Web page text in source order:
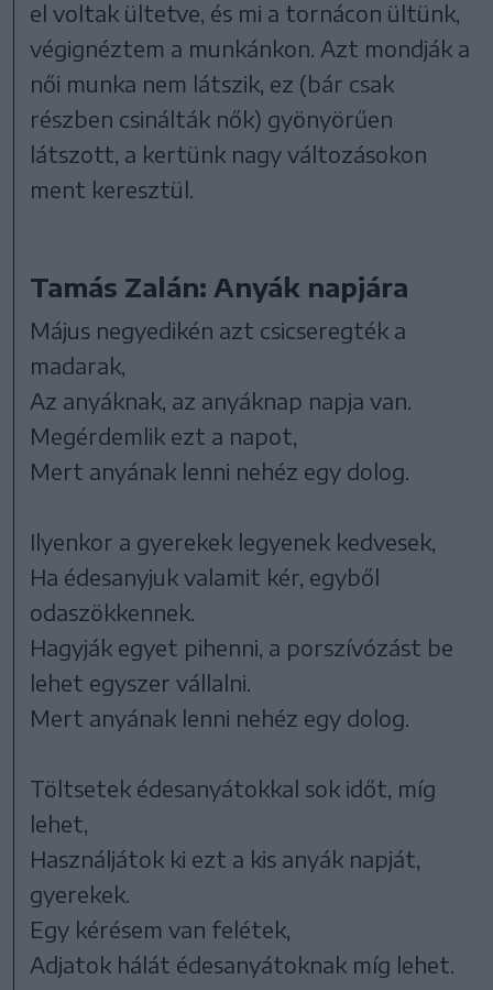
el voltak ültetve, és mi a tornácon ültünk,
végignéztem a munkánkon. Azt mondják a
női munka nem látszik, ez (bár csak
részben csinálták nők) gyönyörűen
látszott, a kertünk nagy változásokon
ment keresztül.
Tamás Zalán: Anyák napjára
Május negyedikén azt csicseregték a
madarak,
Az anyáknak, az anyáknap napja van.
Megérdemlik ezt a napot,
Mert anyának lenni nehéz egy dolog.
Ilyenkor a gyerekek legyenek kedvesek,
Ha édesanyjuk valamit kér, egyből
odaszökkennek.
Hagyják egyet pihenni, a porszívózást be
lehet egyszer vállalni.
Mert anyának lenni nehéz egy dolog.
Töltsetek édesanyátokkal sok időt, míg
lehet,
Használjátok ki ezt a kis anyák napját,
gyerekek.
Egy kérésem van felétek,
Adjatok hálát édesanyátoknak míg lehet.